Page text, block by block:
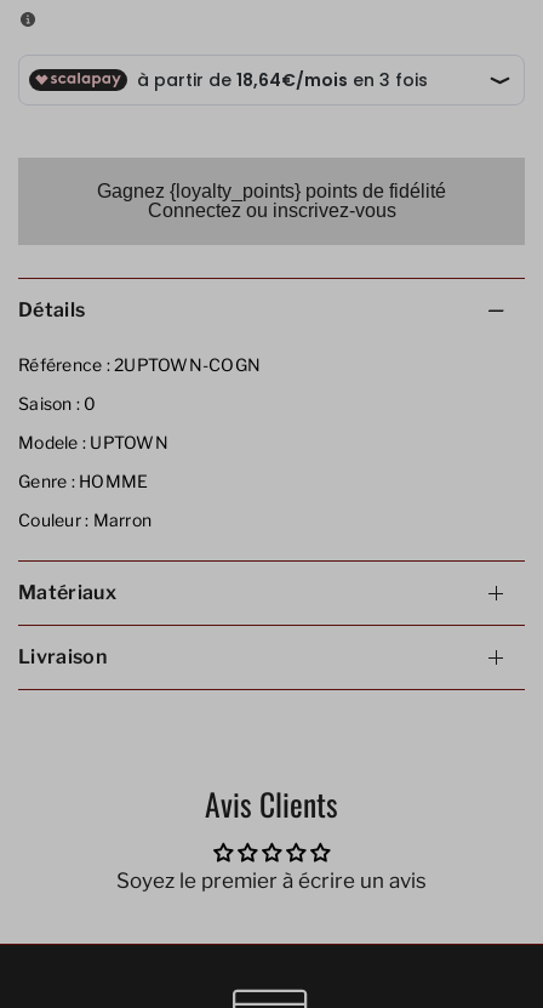
Gagnez {loyalty_points} points de fidélité
Connectez ou inscrivez-vous
Détails
Référence :2UPTOWN-COGN
Saison : 0
Modele : UPTOWN
Genre :HOMME
Couleur : Marron
Matériaux
Livraison
Avis Clients
Soyez le premier à écrire un avis